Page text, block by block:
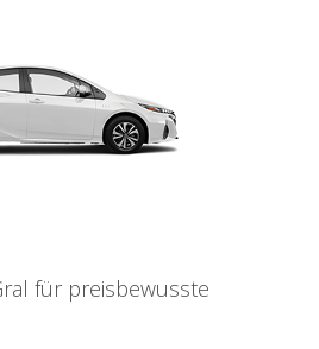
für preisbewusste